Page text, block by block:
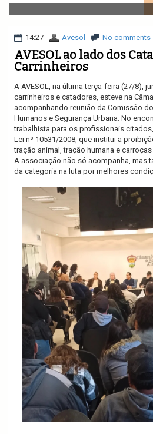
v
i
a
i
14:27 Avesol No comments
AVESOL ao lado dos
Carrinheiros
A AVESOL, na última terça-feira (27/8),
carrinheiros e catadores, esteve na
acompanhando reunião da Comissão
Humanos e Segurança Urbana. No
trabalhista para os profissionais
Lei nº 10531/2008, que institui a
tração animal, tração humana e carroças
A associação não só acompanha, mas
da categoria na luta por melhores